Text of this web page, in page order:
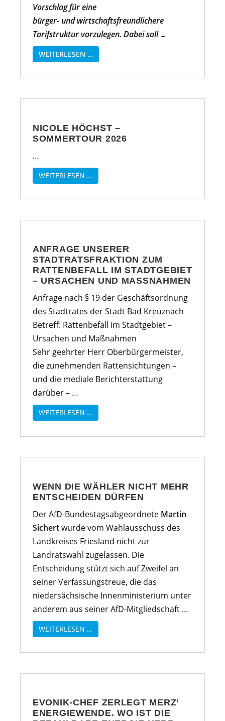
Vorschlag für eine
bürger- und wirtschaftsfreundlichere
Tarifstruktur vorzulegen. Dabei soll …
WEITERLESEN …
NICOLE HÖCHST –
SOMMERTOUR 2026
…
WEITERLESEN …
ANFRAGE UNSERER
STADTRATSFRAKTION ZUM
RATTENBEFALL IM STADTGEBIET
– URSACHEN UND MASSNAHMEN
Anfrage nach § 19 der Geschäftsordnung
des Stadtrates der Stadt Bad Kreuznach
Betreff: Rattenbefall im Stadtgebiet –
Ursachen und Maßnahmen
Sehr geehrter Herr Oberbürgermeister,
die zunehmenden Rattensichtungen –
und die mediale Berichterstattung
darüber – …
WEITERLESEN …
WENN DIE WÄHLER NICHT MEHR
ENTSCHEIDEN DÜRFEN
Der AfD-Bundestagsabgeordnete Martin
Sichertwurde vom Wahlausschuss des
Landkreises Friesland nicht zur
Landratswahl zugelassen. Die
Entscheidung stützt sich auf Zweifel an
seiner Verfassungstreue, die das
niedersächsische Innenministerium unter
anderem aus seiner AfD-Mitgliedschaft …
WEITERLESEN …
EVONIK-CHEF ZERLEGT MERZ‘
ENERGIEWENDE. WO IST DIE